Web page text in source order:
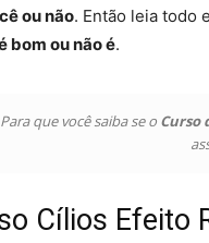
ou não. Então leia todo
bom ou não é.
Para que você saiba se o Curso
Cílios Efeito